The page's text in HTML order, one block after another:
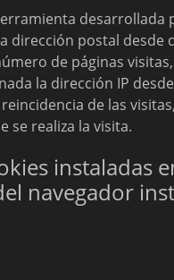
desarrollada
postal desde
de páginas
la dirección IP
de las
se realiza la visita.
instaladas
navegador